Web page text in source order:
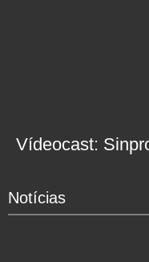
Vídeocast:
Notícias